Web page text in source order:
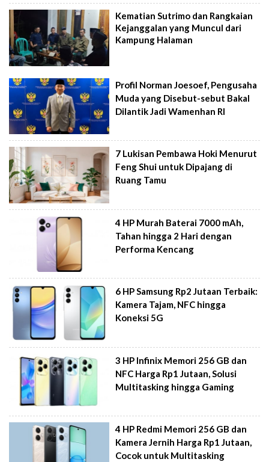
Kematian Sutrimo dan Rangkaian
Kejanggalan yang Muncul dari
Kampung Halaman
Profil Norman Joesoef, Pengusaha
Muda yang Disebut-sebut Bakal
Dilantik Jadi Wamenhan RI
7 Lukisan Pembawa Hoki Menurut
Feng Shui untuk Dipajang di
Ruang Tamu
4 HP Murah Baterai 7000 mAh,
Tahan hingga 2 Hari dengan
Performa Kencang
6 HP Samsung Rp2 Jutaan Terbaik:
Kamera Tajam, NFC hingga
Koneksi 5G
3 HP Infinix Memori 256 GB dan
NFC Harga Rp1 Jutaan, Solusi
Multitasking hingga Gaming
4 HP Redmi Memori 256 GB dan
Kamera Jernih Harga Rp1 Jutaan,
Cocok untuk Multitasking